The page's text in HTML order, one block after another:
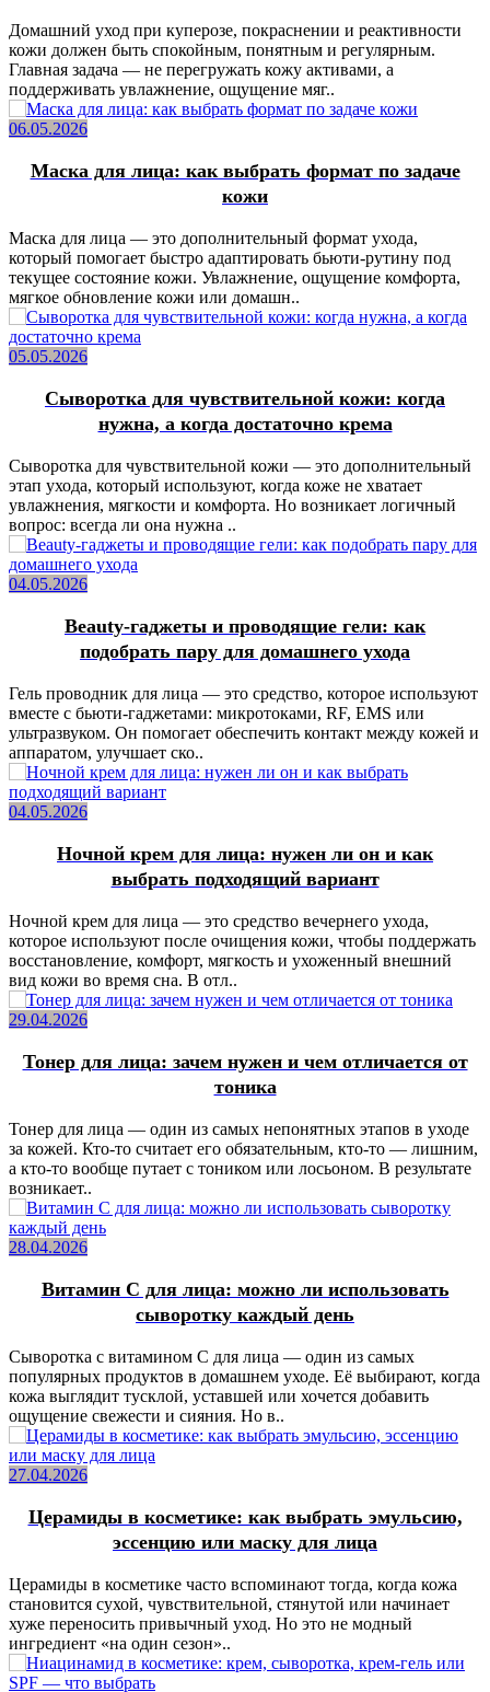
Домашний уход при куперозе, покраснении и реактивности
кожи должен быть спокойным, понятным и регулярным.
Главная задача — не перегружать кожу активами, а
поддерживать увлажнение, ощущение мяг..
06.05.2026
Маска для лица: как выбрать формат по задаче
кожи
Маска для лица — это дополнительный формат ухода,
который помогает быстро адаптировать бьюти-рутину под
текущее состояние кожи. Увлажнение, ощущение комфорта,
мягкое обновление кожи или домашн..
05.05.2026
Сыворотка для чувствительной кожи: когда
нужна, а когда достаточно крема
Сыворотка для чувствительной кожи — это дополнительный
этап ухода, который используют, когда коже не хватает
увлажнения, мягкости и комфорта. Но возникает логичный
вопрос: всегда ли она нужна ..
04.05.2026
Beauty-гаджеты и проводящие гели: как
подобрать пару для домашнего ухода
Гель проводник для лица — это средство, которое используют
вместе с бьюти-гаджетами: микротоками, RF, EMS или
ультразвуком. Он помогает обеспечить контакт между кожей и
аппаратом, улучшает ско..
04.05.2026
Ночной крем для лица: нужен ли он и как
выбрать подходящий вариант
Ночной крем для лица — это средство вечернего ухода,
которое используют после очищения кожи, чтобы поддержать
восстановление, комфорт, мягкость и ухоженный внешний
вид кожи во время сна. В отл..
29.04.2026
Тонер для лица: зачем нужен и чем отличается от
тоника
Тонер для лица — один из самых непонятных этапов в уходе
за кожей. Кто-то считает его обязательным, кто-то — лишним,
а кто-то вообще путает с тоником или лосьоном. В результате
возникает..
28.04.2026
Витамин C для лица: можно ли использовать
сыворотку каждый день
Сыворотка с витамином C для лица — один из самых
популярных продуктов в домашнем уходе. Её выбирают, когда
кожа выглядит тусклой, уставшей или хочется добавить
ощущение свежести и сияния. Но в..
27.04.2026
Церамиды в косметике: как выбрать эмульсию,
эссенцию или маску для лица
Церамиды в косметике часто вспоминают тогда, когда кожа
становится сухой, чувствительной, стянутой или начинает
хуже переносить привычный уход. Но это не модный
ингредиент «на один сезон»..